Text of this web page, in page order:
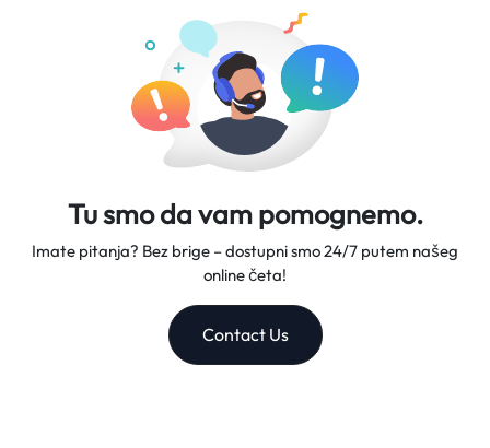
pouzdanim saputnikom na putovanjima.
Tu smo da vam pomognemo.
Imate pitanja? Bez brige – dostupni smo 24/7 putem našeg
online četa!
Contact Us